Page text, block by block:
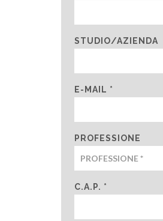
STUDIO/AZIENDA
E-MAIL *
PROFESSIONE
C.A.P. *